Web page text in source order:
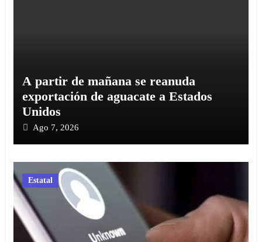
A partir de mañana se reanuda
exportación de aguacate a Estados
Unidos
Ago 7, 2026
Estatal